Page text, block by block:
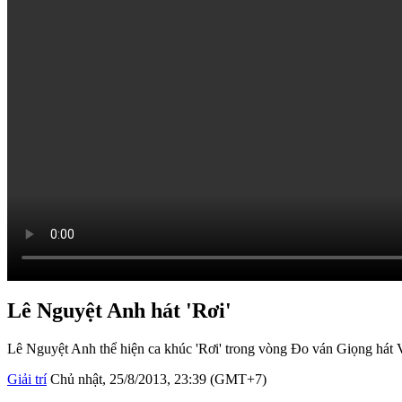
Lê Nguyệt Anh hát 'Rơi'
Lê Nguyệt Anh thể hiện ca khúc 'Rơi' trong vòng Đo ván Giọng hát
Giải trí Chủ nhật, 25/8/2013, 23:39 (GMT+7)